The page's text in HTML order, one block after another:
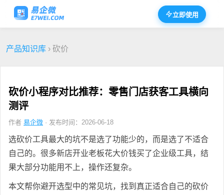
立即使用
产品知识库 › 砍价
砍价小程序对比推荐：零售门店获客工具横向
测评
作者 易企微 · 发布时间：2026-06-18
选砍价工具最大的坑不是选了功能少的，而是选了不适合
自己的。很多新店开业老板花大价钱买了企业级工具，结
果大部分功能用不上，操作还复杂。
本文帮你避开选型中的常见坑，找到真正适合自己的砍价